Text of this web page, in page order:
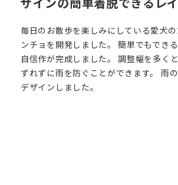
毎日のお散歩を楽しみにしている愛犬
ンチョを開発しました。 簡単でもでき
自信作が完成しました。 調整幅を多く
ずれずに雨を防ぐことができます。 雨
デザインしました。